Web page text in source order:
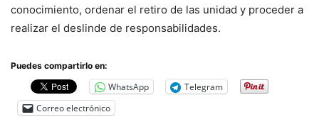
conocimiento, ordenar el retiro de las unidad y proceder a
realizar el deslinde de responsabilidades.
Puedes compartirlo en:
WhatsApp
Telegram
Correo electrónico